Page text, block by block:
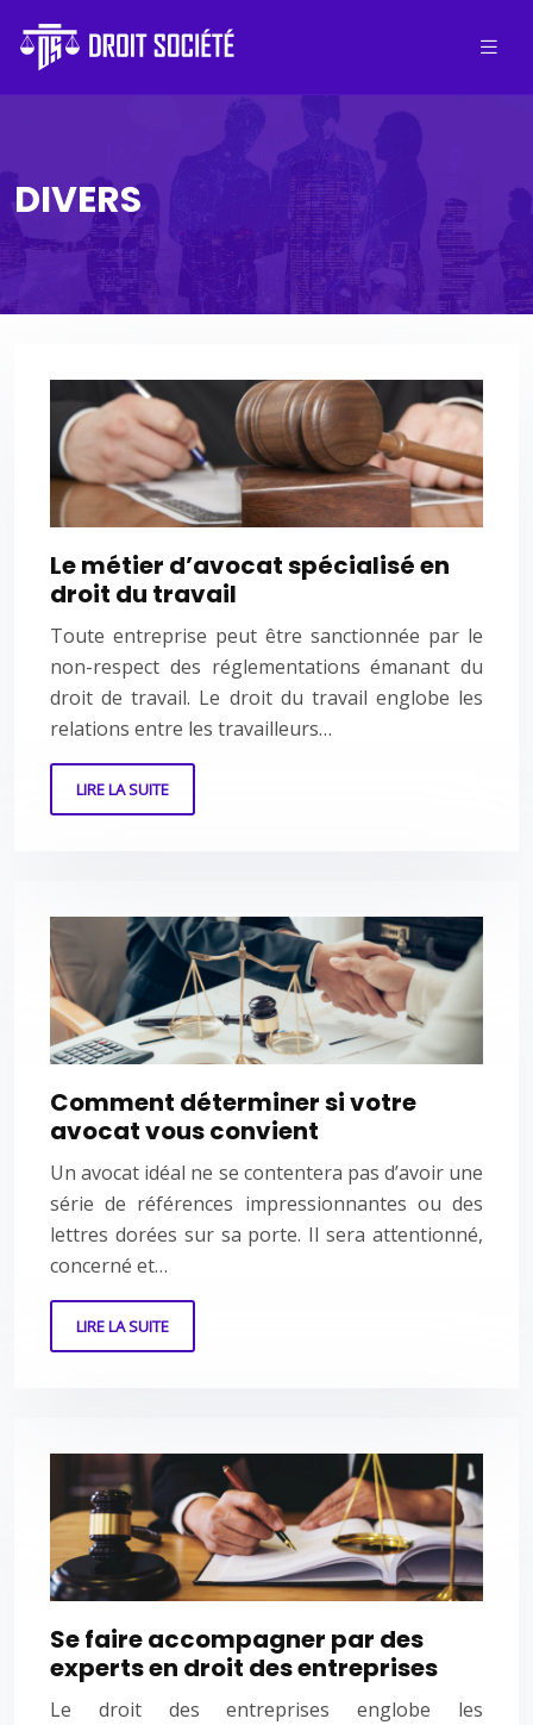
DIVERS
Le métier d’avocat spécialisé en
droit du travail
Toute entreprise peut être sanctionnée par le
non-respect des réglementations émanant du
droit de travail. Le droit du travail englobe les
relations entre les travailleurs…
LIRE LA SUITE
Comment déterminer si votre
avocat vous convient
Un avocat idéal ne se contentera pas d’avoir une
série de références impressionnantes ou des
lettres dorées sur sa porte. Il sera attentionné,
concerné et…
LIRE LA SUITE
Se faire accompagner par des
experts en droit des entreprises
Le droit des entreprises englobe les